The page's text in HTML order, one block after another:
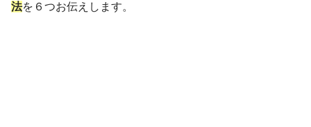
法を６つお伝えします。